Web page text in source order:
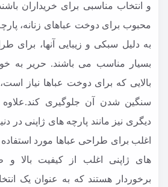
و انتخاب مناسبی برای خریداران
محبوب برای دوخت عباهای زنانه،
به دلیل سبکی و زیبایی آنها، برای
بسیار مناسب می باشند. حریر به
بالایی که برای دوخت عباها نیاز
سنگین شدن آن جلوگیری کند.علاوه
دیگری نیز مانند پارچه های ژاپنی در
اغلب برای طراحی عباها مورد
های ژاپنی اغلب از کیفیت بالا و
برخوردار هستند که به عنوان یک